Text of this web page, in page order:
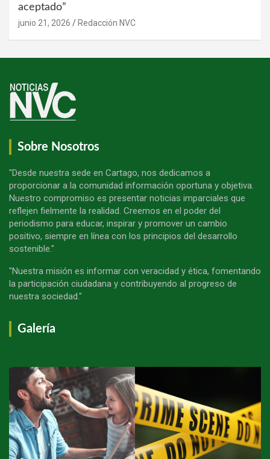
aceptado”
junio 21, 2026 Redacción NVC
Sobre Nosotros
"Desde nuestra sede en Cartago, nos dedicamos a
proporcionar a la comunidad información oportuna y objetiva.
Nuestro compromiso es presentar noticias imparciales que
reflejen fielmente la realidad. Creemos en el poder del
periodismo para educar, inspirar y promover un cambio
positivo, siempre en línea con los principios del desarrollo
sostenible."
"Nuestra misión es informar con veracidad y ética, fomentando
la participación ciudadana y contribuyendo al progreso de
nuestra sociedad."
Galería